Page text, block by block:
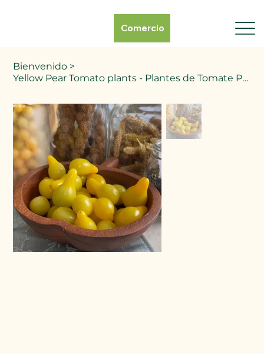
Comercio
Bienvenido >
Yellow Pear Tomato plants - Plantes de Tomate Poire Jaune